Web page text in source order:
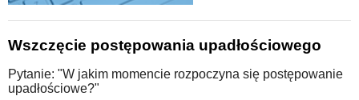
Wszczęcie postępowania upadłościowego
Pytanie: "W jakim momencie rozpoczyna się postępowanie
upadłościowe?"